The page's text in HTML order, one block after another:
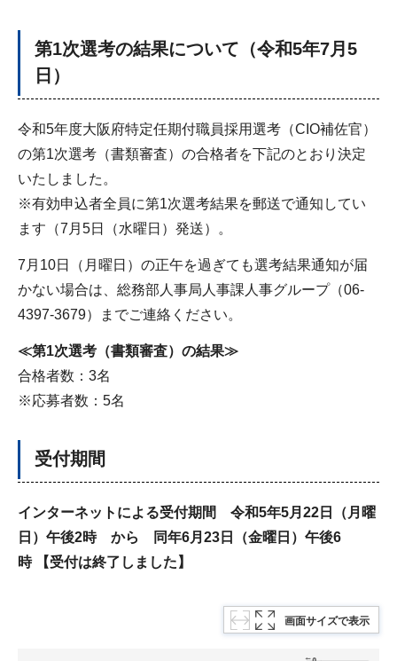
第1次選考の結果について（令和5年7月5
日）
令和5年度大阪府特定任期付職員採用選考（CIO補佐官）
の第1次選考（書類審査）の合格者を下記のとおり決定
いたしました。
※有効申込者全員に第1次選考結果を郵送で通知してい
ます（7月5日（水曜日）発送）。
7月10日（月曜日）の正午を過ぎても選考結果通知が届
かない場合は、総務部人事局人事課人事グループ（06-
4397-3679）までご連絡ください。
≪第1次選考（書類審査）の結果≫
合格者数：3名
※応募者数：5名
受付期間
インターネットによる受付期間 令和5年5月22日（月曜
日）午後2時 から 同年6月23日（金曜日）午後6
時【受付は終了しました】
画面サイズで表示